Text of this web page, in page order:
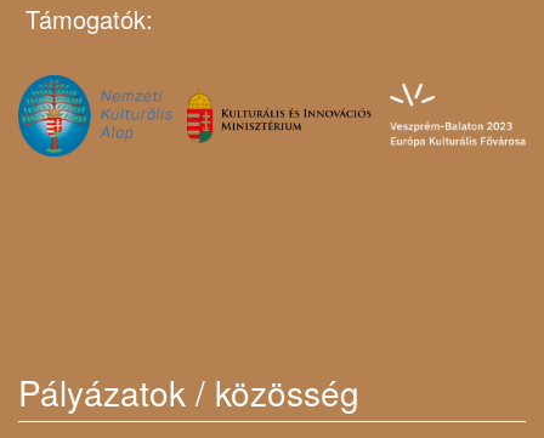
Támogatók:
Pályázatok / közösség